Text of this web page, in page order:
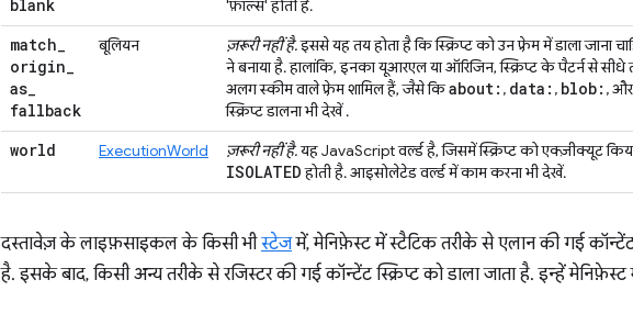
blank
'फ़ॉल्स' होती है.
match_
origin_
as_
fallback
बूलियन ज़रूरी नहीं है.इससे यह तय होता है कि स्क्रिप्ट को उन फ़्रेम में डाला जाना
ने बनाया है. हालांकि, इनका यूआरएल या ऑरिजिन, स्क्रिप्ट के पैटर्न से
अलग स्कीम वाले फ़्रेम शामिल हैं, जैसे किabout: , data: , blob: , और
स्क्रिप्ट डालना भी देखें.
world ExecutionWorld ज़रूरी नहीं है.यह JavaScript वर्ल्ड है, जिसमें स्क्रिप्ट को एक्ज़ीक्यूट
ISOLATEDहोती है. आइसोलेटेड वर्ल्ड में काम करना भी देखें.
दस्तावेज़ के लाइफ़साइकल के किसी भीस्टेजमें, मेनिफ़ेस्ट में स्टैटिक तरीके से एलान की गई
है. इसके बाद, किसी अन्य तरीके से रजिस्टर की गई कॉन्टेंट स्क्रिप्ट को डाला जाता है. इन्हें